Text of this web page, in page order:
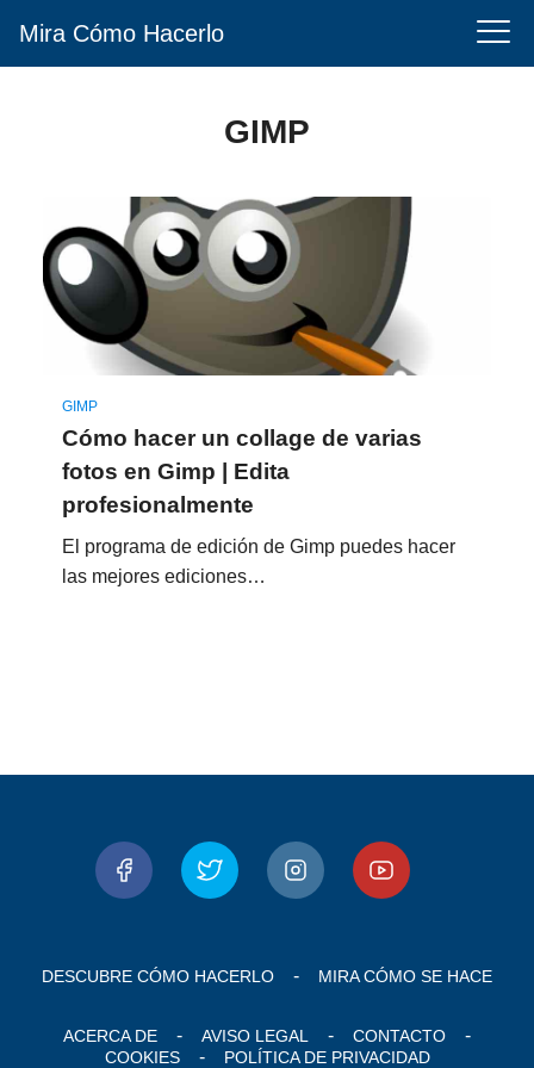
Mira Cómo Hacerlo
GIMP
GIMP
Cómo hacer un collage de varias
fotos en Gimp | Edita
profesionalmente
El programa de edición de Gimp puedes hacer
las mejores ediciones…
DESCUBRE CÓMO HACERLO MIRA CÓMO SE HACE
ACERCA DE AVISO LEGAL
CONTACTO
COOKIES
POLÍTICA DE PRIVACIDAD